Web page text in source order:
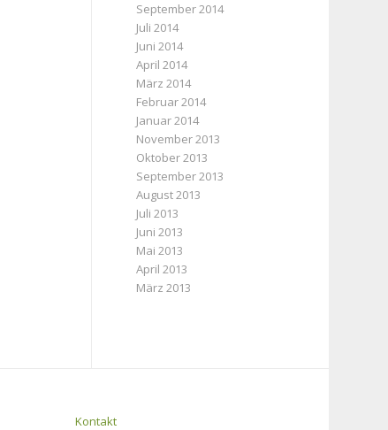
September 2014
Juli 2014
Juni 2014
April 2014
März 2014
Februar 2014
Januar 2014
November 2013
Oktober 2013
September 2013
August 2013
Juli 2013
Juni 2013
Mai 2013
April 2013
März 2013
Kontakt